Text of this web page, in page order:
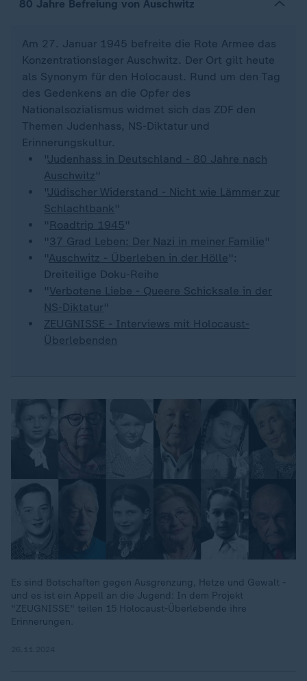
80 Jahre Befreiung von Auschwitz
Am 27. Januar 1945 befreite die Rote Armee das
Konzentrationslager Auschwitz. Der Ort gilt heute
als Synonym für den Holocaust. Rund um den Tag
des Gedenkens an die Opfer des
Nationalsozialismus widmet sich das ZDF den
Themen Judenhass, NS-Diktatur und
Erinnerungskultur.
"Judenhass in Deutschland - 80 Jahre nach
Auschwitz"
"Jüdischer Widerstand - Nicht wie Lämmer zur
Schlachtbank"
" Roadtrip 1945"
"37 Grad Leben: Der Nazi in meiner Familie"
"Auschwitz - Überleben in der Hölle":
Dreiteilige Doku-Reihe
"Verbotene Liebe - Queere Schicksale in der
NS-Diktatur"
ZEUGNISSE - Interviews mit Holocaust-
Überlebenden
Dieses Video existiert nicht (mehr).
Es sind Botschaften gegen Ausgrenzung, Hetze und Gewalt -
und es ist ein Appell an die Jugend: In dem Projekt
"ZEUGNISSE" teilen 15 Holocaust-Überlebende ihre
Erinnerungen.